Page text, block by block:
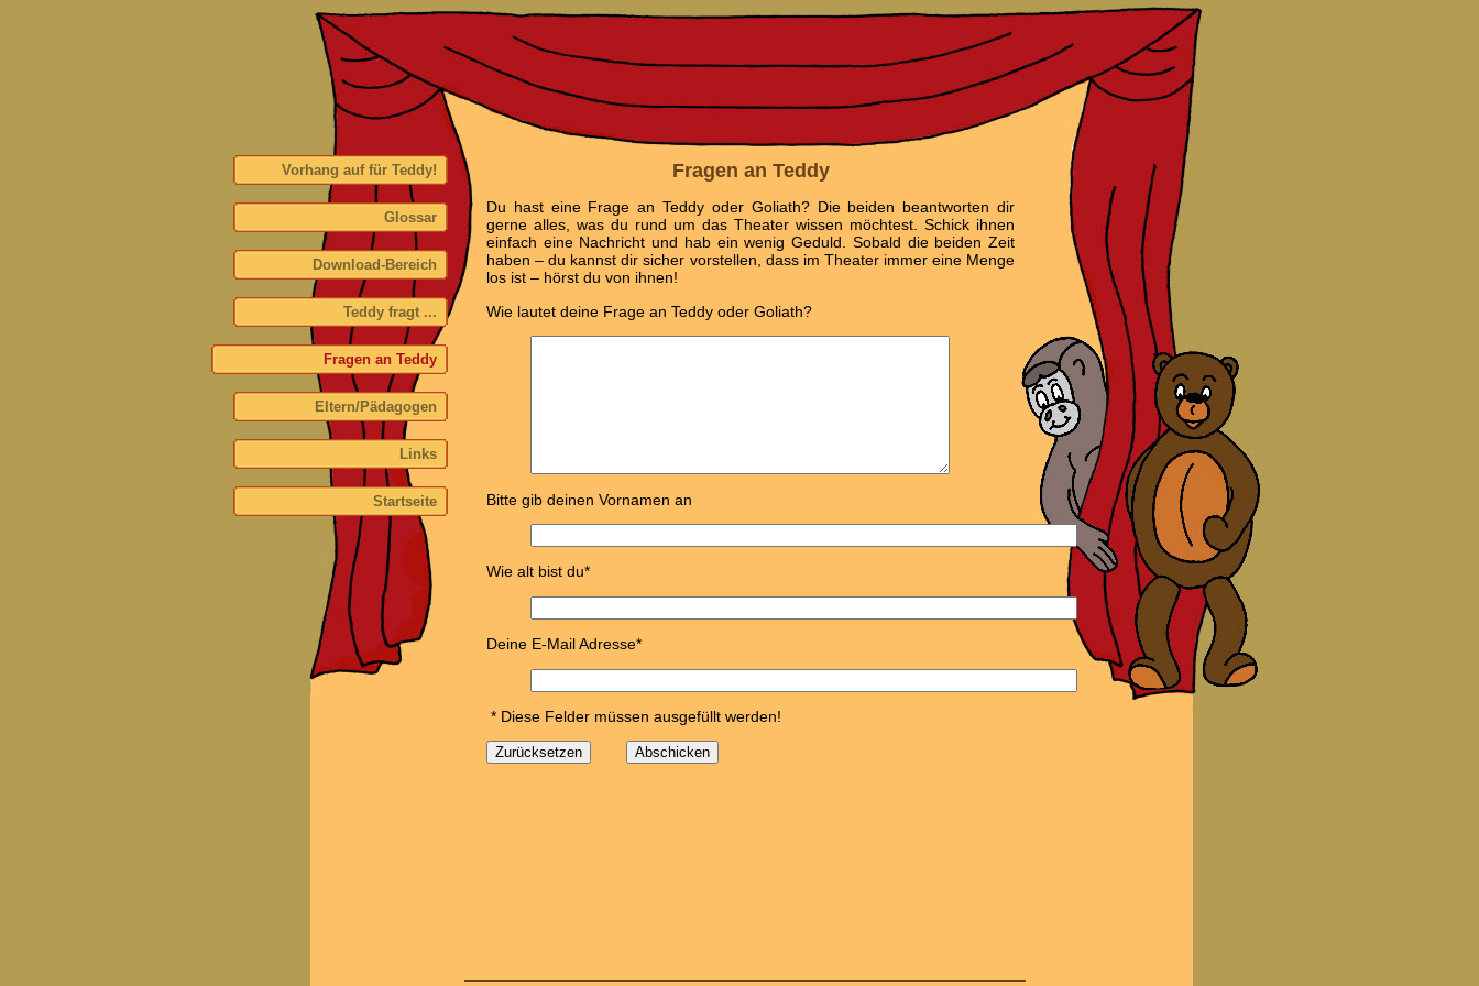
Vorhang auf für Teddy!
Glossar
Download-Bereich
Teddy fragt ...
Fragen an Teddy
Eltern/Pädagogen
Links
Startseite
Fragen an Teddy
Du hast eine Frage an Teddy oder Goliath? Die beiden beantworten dir
gerne alles, was du rund um das Theater wissen möchtest. Schick ihnen
einfach eine Nachricht und hab ein wenig Geduld. Sobald die beiden Zeit
haben – du kannst dir sicher vorstellen, dass im Theater immer eine Menge
los ist – hörst du von ihnen!
Wie lautet deine Frage an Teddy oder Goliath?
Bitte gib deinen Vornamen an
Wie alt bist du*
Deine E-Mail Adresse*
* Diese Felder müssen ausgefüllt werden!